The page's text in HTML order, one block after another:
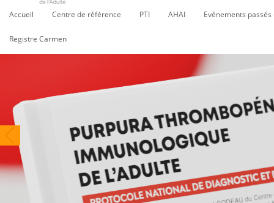
Accueil Centre de référence PTI AHAI Evénements
Registre Carmen